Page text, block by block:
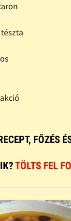
FŐZÉS
TÖLTS FEL